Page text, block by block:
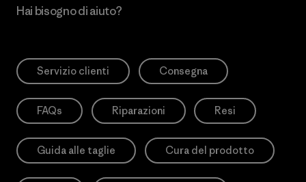
Hai bisogno di aiuto?
Servizio clienti Consegna
FAQs Riparazioni Resi
Guida alle taglie Cura del prodotto